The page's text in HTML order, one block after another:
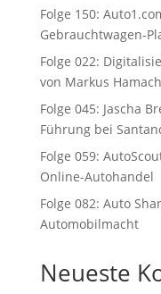
Folge 150:
Gebrauchtwagen-
Folge 022:
von Markus
Folge 045: Jascha
Führung bei
Folge 059:
Online-Autohandel
Folge 082: Auto
Automobilmacht
Neueste